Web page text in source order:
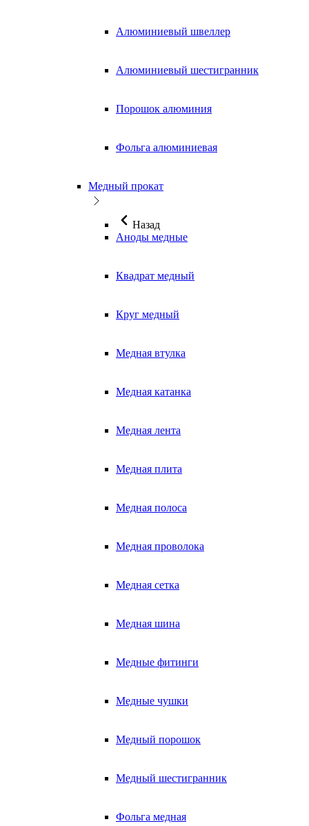
Алюминиевый швеллер
Алюминиевый шестигранник
Порошок алюминия
Фольга алюминиевая
Медный прокат
Назад
Аноды медные
Квадрат медный
Круг медный
Медная втулка
Медная катанка
Медная лента
Медная плита
Медная полоса
Медная проволока
Медная сетка
Медная шина
Медные фитинги
Медные чушки
Медный порошок
Медный шестигранник
Фольга медная